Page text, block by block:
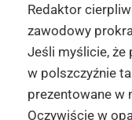
Redaktor
zawodowy
Jeśli myślicie, że
w polszczyźnie
prezentowane w
Oczywiście w